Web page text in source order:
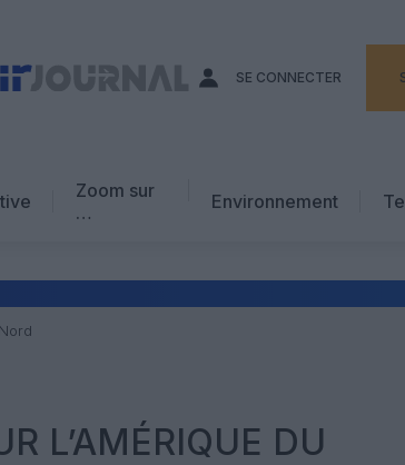
SE CONNECTER
Zoom sur
…
Environnement
L’AMÉRIQUE DU